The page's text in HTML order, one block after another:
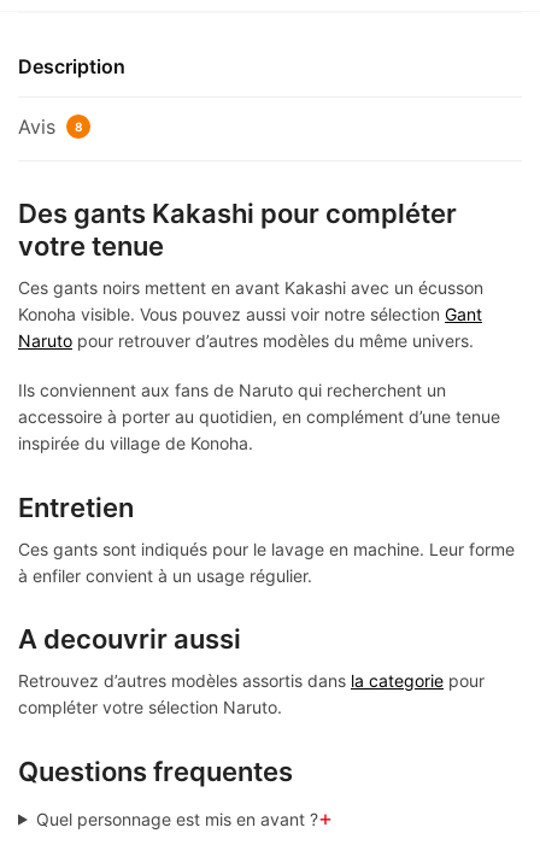
Description
Avis 8
Des gants Kakashi pour compléter
votre tenue
Ces gants noirs mettent en avant Kakashi avec un écusson
Konoha visible. Vous pouvez aussi voir notre sélection Gant
Naruto pour retrouver d’autres modèles du même univers.
Ils conviennent aux fans de Naruto qui recherchent un
accessoire à porter au quotidien, en complément d’une tenue
inspirée du village de Konoha.
Entretien
Ces gants sont indiqués pour le lavage en machine. Leur forme
à enfiler convient à un usage régulier.
A decouvrir aussi
Retrouvez d’autres modèles assortis dans la categorie pour
compléter votre sélection Naruto.
Questions frequentes
Quel personnage est mis en avant ?+